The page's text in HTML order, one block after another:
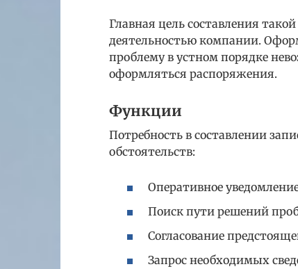
Главная цель составления
деятельностью компании.
проблему в устном порядке
оформляться распоряжения.
Функции
Потребность в составлении
обстоятельств:
Оперативное
Поиск пути решений
Согласование
Запрос необходимых